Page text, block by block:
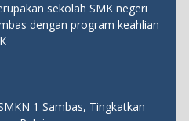
sekolah SMK negeri
dengan program keahlian
1 Sambas, Tingkatkan